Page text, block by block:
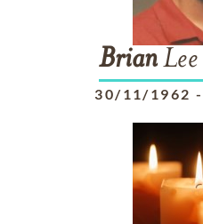
BrianLee
30/11/1962 -